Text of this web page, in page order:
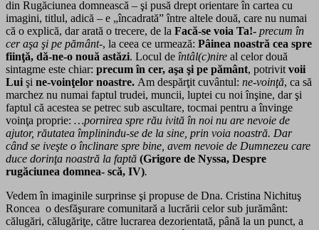
din Rugăciunea domnească – şi pusă drept orientare în cartea cu
imagini, titlul, adică – e „încadrată” între altele două, care nu numai
că o explică, dar arată o trecere, de la Facă-se voia Ta!- precum în
cer aşa şi pe pământ-, la ceea ce urmează: Pâinea noastră cea spre
fiinţă, dă-ne-o nouă astăzi. Locul de întâl(c)nire al celor două
sintagme este chiar: precum în cer, aşa şi pe pământ, potrivit voii
Lui şi ne-voinţelor noastre. Am despărţit cuvântul: ne-voinţă, ca să
marchez nu numai faptul trudei, muncii, luptei cu noi înşine, dar şi
faptul că acestea se petrec sub ascultare, tocmai pentru a învinge
voinţa proprie: …pornirea spre rău ivită în noi nu are nevoie de
ajutor, răutatea împlinindu-se de la sine, prin voia noastră. Dar
când se iveşte o înclinare spre bine, avem nevoie de Dumnezeu care
duce dorinţa noastră la faptă (Grigore de Nyssa, Despre
rugăciunea domnea- scă, IV).
Vedem în imaginile surprinse şi propuse de Dna. Cristina Nichituş
Roncea o desfăşurare comunitară a lucrării celor sub jurământ:
călugări, călugăriţe, către lucrarea dezorientată, până la un punct, a